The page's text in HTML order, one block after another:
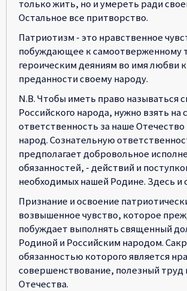
только жить, но и умереть ради
Остальное все притворство.
Патриотизм - это нравственное
побуждающее к самоотверженному
героическим деяниям во имя любви
преданности своему народу.
N.B. Чтобы иметь право называться
Российского народа, нужно взять на
ответственность за наше Отечество
народ. Сознательную
предполагает добровольное
обязанностей, - действий и
необходимых нашей Родине. Здесь и
Признание и освоение
возвышенное чувство, которое
побуждает выполнять священный
Родиной и Российским народом.
обязанностью которого является
совершенствование, полезный труд
Отечества.